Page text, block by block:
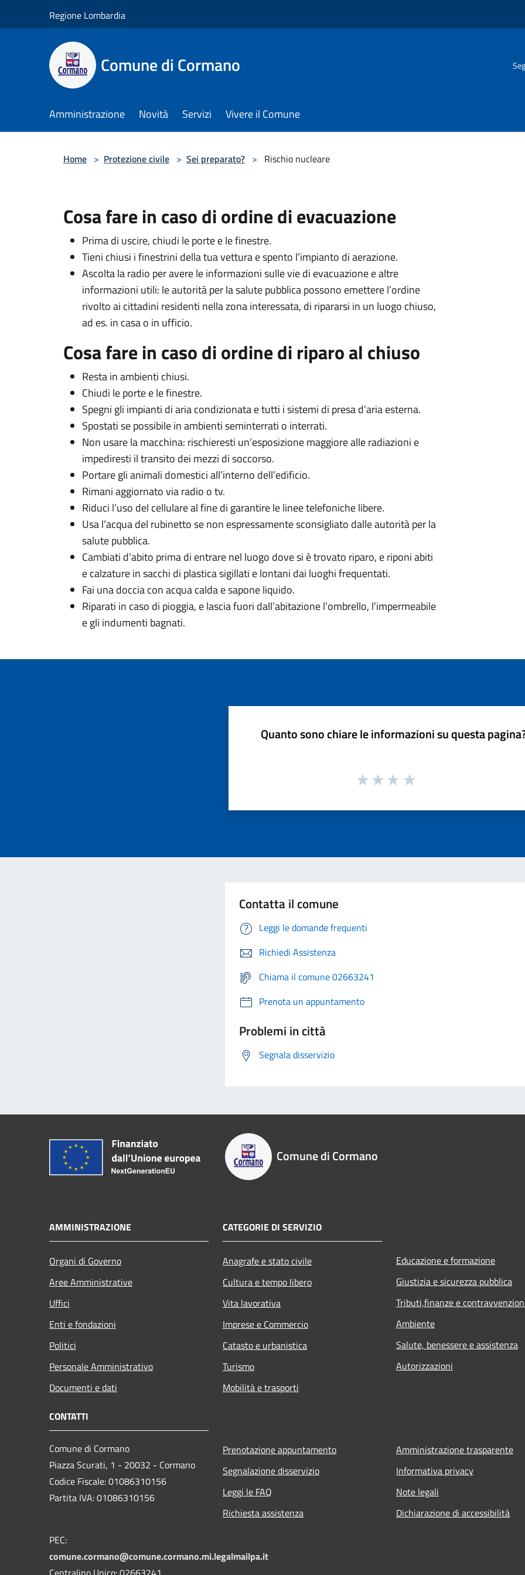
Regione Lombardia
Comune di Cormano
Amministrazione Novità Servizi Vivere il Comune
Home > Protezione civile > Sei preparato? > Rischio nucleare
Cosa fare in caso di ordine di evacuazione
Prima di uscire, chiudi le porte e le finestre.
Tieni chiusi i finestrini della tua vettura e spento l’impianto di aerazione.
Ascolta la radio per avere le informazioni sulle vie di evacuazione e altre
informazioni utili: le autorità per la salute pubblica possono emettere l’ordine
rivolto ai cittadini residenti nella zona interessata, di ripararsi in un luogo chiuso,
ad es. in casa o in ufficio.
Cosa fare in caso di ordine di riparo al chiuso
Resta in ambienti chiusi.
Chiudi le porte e le finestre.
Spegni gli impianti di aria condizionata e tutti i sistemi di presa d’aria esterna.
Spostati se possibile in ambienti seminterrati o interrati.
Non usare la macchina: rischieresti un’esposizione maggiore alle radiazioni e
impediresti il transito dei mezzi di soccorso.
Portare gli animali domestici all’interno dell’edificio.
Rimani aggiornato via radio o tv.
Riduci l’uso del cellulare al fine di garantire le linee telefoniche libere.
Usa l’acqua del rubinetto se non espressamente sconsigliato dalle autorità per la
salute pubblica.
Cambiati d’abito prima di entrare nel luogo dove si è trovato riparo, e riponi abiti
e calzature in sacchi di plastica sigillati e lontani dai luoghi frequentati.
Fai una doccia con acqua calda e sapone liquido.
Riparati in caso di pioggia, e lascia fuori dall’abitazione l’ombrello, l’impermeabile
e gli indumenti bagnati.
Quanto sono chiare le informazioni su questa
Contatta il comune
Leggi le domande frequenti
Richiedi Assistenza
Chiama il comune 02663241
Prenota un appuntamento
Problemi in città
Segnala disservizio
Comune di Cormano
AMMINISTRAZIONE
Organi di Governo
Aree Amministrative
Uffici
Enti e fondazioni
Politici
Personale Amministrativo
Documenti e dati
CATEGORIE DI SERVIZIO
Anagrafe e stato civile
Cultura e tempo libero
Vita lavorativa
Imprese e Commercio
Catasto e urbanistica
Turismo
Mobilità e trasporti
Educazione e formazione
Giustizia e sicurezza pubblica
Tributi,finanze e
Ambiente
Salute, benessere e assistenza
Autorizzazioni
CONTATTI
Comune di Cormano
Piazza Scurati, 1 - 20032 - Cormano
Codice Fiscale: 01086310156
Partita IVA: 01086310156
PEC:
comune.cormano@comune.cormano.mi.legalmailpa.it
Prenotazione appuntamento
Segnalazione disservizio
Leggi le FAQ
Richiesta assistenza
Amministrazione trasparente
Informativa privacy
Note legali
Dichiarazione di accessibilità